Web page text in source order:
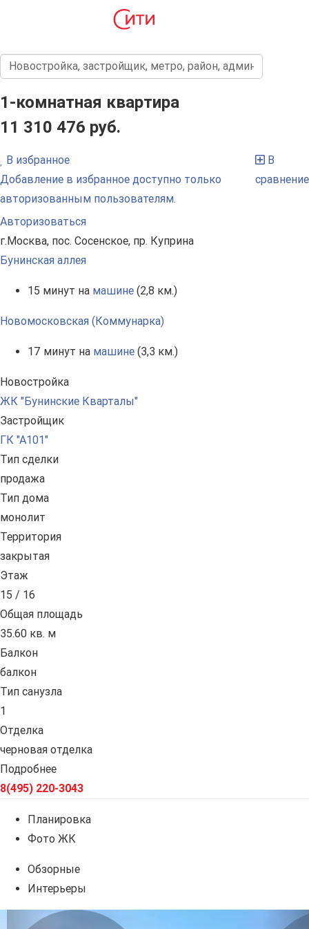
1-комнатная квартира
11 310 476 руб.
В избранное
Добавление в избранное доступно только
авторизованным пользователям.
Авторизоваться
В
сравнение
г.Москва, пос. Сосенское, пр. Куприна
Бунинская аллея
15 минут на машине (2,8 км.)
Новомосковская (Коммунарка)
17 минут на машине (3,3 км.)
Новостройка
ЖК "Бунинские Кварталы"
Застройщик
ГК "А101"
Тип сделки
продажа
Тип дома
монолит
Территория
закрытая
Этаж
15 / 16
Общая площадь
35.60 кв. м
Балкон
балкон
Тип санузла
1
Отделка
черновая отделка
Подробнее
8(495) 220-3043
Планировка
Фото ЖК
Обзорные
Интерьеры